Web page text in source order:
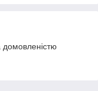
домовленістю